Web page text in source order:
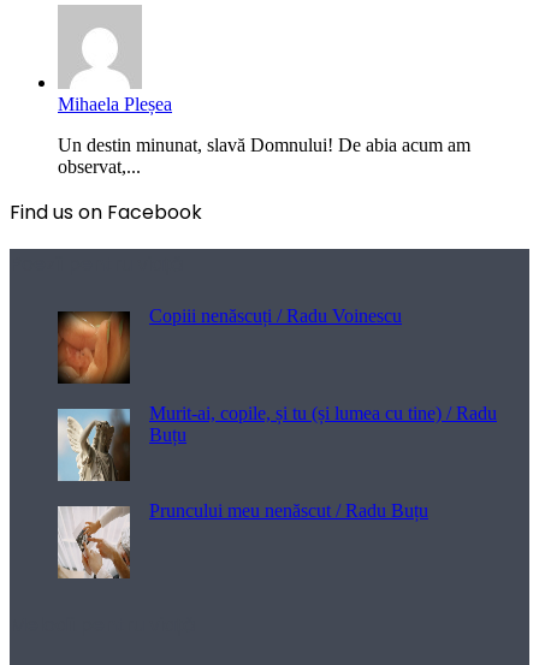
Mihaela Pleșea
Un destin minunat, slavă Domnului! De abia acum am
observat,...
Find us on Facebook
Copiii nenăscuți / Radu Voinescu
Murit-ai, copile, și tu (și lumea cu tine) / Radu
Buțu
Pruncului meu nenăscut / Radu Buțu